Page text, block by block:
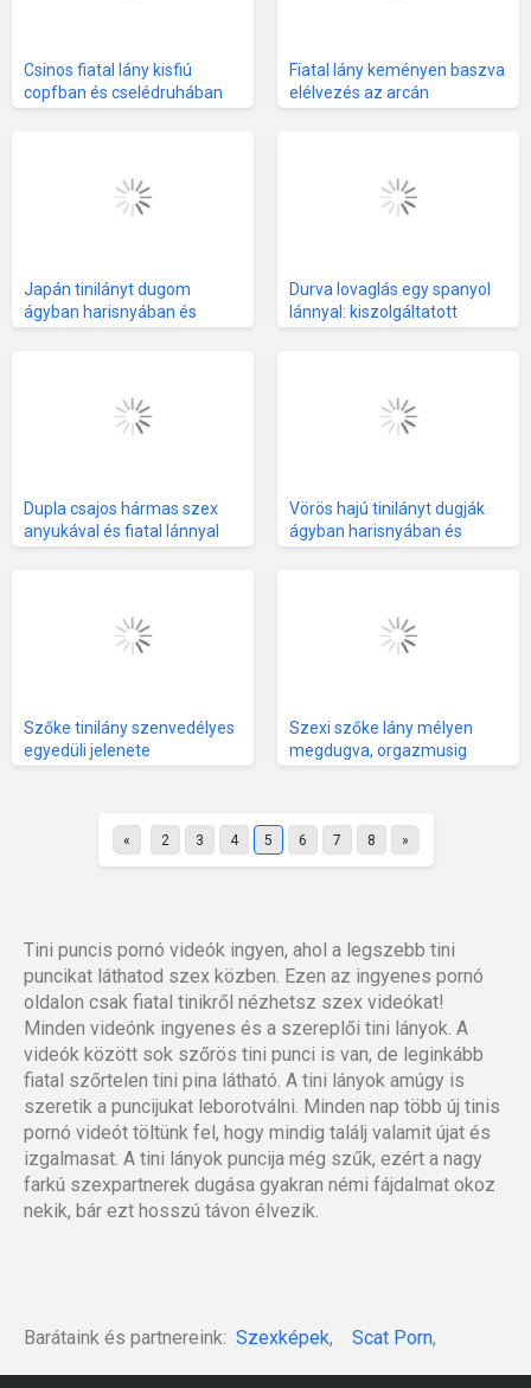
Csinos fiatal lány kisfiú
copfban és cselédruhában
Fiatal lány keményen baszva
elélvezés az arcán
Japán tinilányt dugom
ágyban harisnyában és
Durva lovaglás egy spanyol
lánnyal: kiszolgáltatott
Dupla csajos hármas szex
anyukával és fiatal lánnyal
Vörös hajú tinilányt dugják
ágyban harisnyában és
Szőke tinilány szenvedélyes
egyedüli jelenete
Szexi szőke lány mélyen
megdugva, orgazmusig
« 2 3 4 5 6 7 8 »
Tini puncis pornó videók ingyen, ahol a legszebb tini
puncikat láthatod szex közben. Ezen az ingyenes pornó
oldalon csak fiatal tinikről nézhetsz szex videókat!
Minden videónk ingyenes és a szereplői tini lányok. A
videók között sok szőrös tini punci is van, de leginkább
fiatal szőrtelen tini pina látható. A tini lányok amúgy is
szeretik a puncijukat leborotválni. Minden nap több új tinis
pornó videót töltünk fel, hogy mindig találj valamit újat és
izgalmasat. A tini lányok puncija még szűk, ezért a nagy
farkú szexpartnerek dugása gyakran némi fájdalmat okoz
nekik, bár ezt hosszú távon élvezik.
Barátaink és partnereink: Szexképek, Scat Porn,